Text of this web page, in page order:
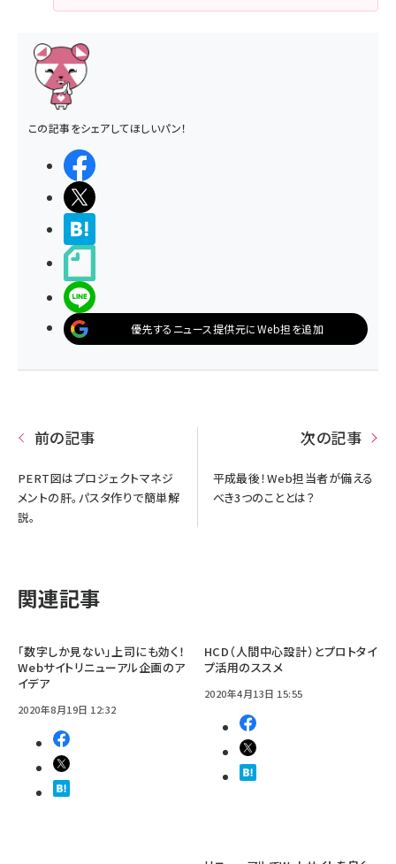
この記事をシェアしてほしいパン！
優先するニュース提供元にWeb担を追加
前の記事
PERT図はプロジェクトマネジ
メントの肝。パスタ作りで簡単解
説。
次の記事
平成最後！Web担当者が備える
べき3つのこととは？
関連記事
「数字しか見ない」上司にも効く！
Webサイトリニューアル企画のア
イデア
2020年8月19日 12:32
HCD（人間中心設計）とプロトタイ
プ活用のススメ
2020年4月13日 15:55